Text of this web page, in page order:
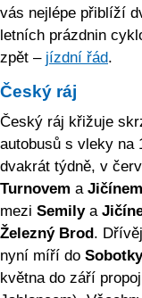
vás nejlépe přiblíží
letních prázdnin
zpět – jízdní řád.
Český ráj
Český ráj křižuje
autobusů s vleky na
dvakrát týdně, v
Turnovem a Jičínem
mezi Semilya
Železný Brod.
nyní míří do Sobotky
května do září